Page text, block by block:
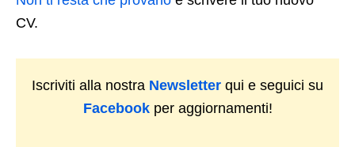
CV.
Iscriviti alla nostra Newsletter qui e seguici su
Facebookper aggiornamenti!